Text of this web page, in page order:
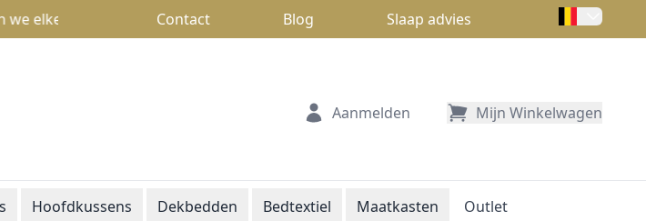
zondag open van 13u tot 18u
Contact Blog Slaap advies
Aanmelden Mijn Winkelwagen
Hoofdkussens Dekbedden Bedtextiel Maatkasten Outlet